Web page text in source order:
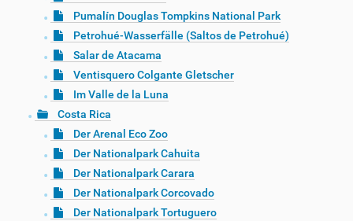
Pumalín Douglas Tompkins National Park
Petrohué-Wasserfälle (Saltos de Petrohué)
Salar de Atacama
Ventisquero Colgante Gletscher
Im Valle de la Luna
Costa Rica
Der Arenal Eco Zoo
Der Nationalpark Cahuita
Der Nationalpark Carara
Der Nationalpark Corcovado
Der Nationalpark Tortuguero